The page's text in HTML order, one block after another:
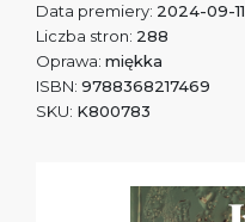
Data premiery: 2024-09-11
Liczba stron: 288
Oprawa: miękka
ISBN: 9788368217469
SKU: K800783